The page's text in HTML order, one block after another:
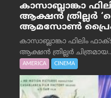
കാസാബ്ലാങ്കാ
ആക്ഷൻ ത്രില്ലർ
ആമസോൺ പ്രൈം
കാസാബ്ലാങ്കാ ഫിലിം
ആക്ഷൻ ത്രില്ലർ
AMERICA CINEMA